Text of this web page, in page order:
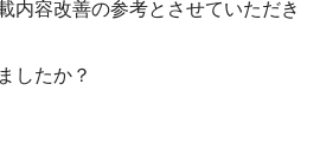
内容改善の参考とさせていただき
したか？